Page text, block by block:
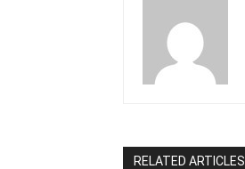
RELATED ARTICLES